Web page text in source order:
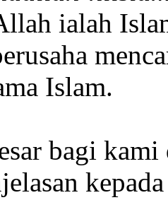
ialah
Islam.
bagi